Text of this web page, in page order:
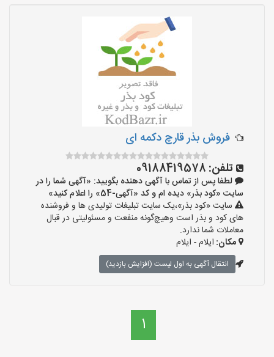
فروش بذر قارچ دکمه ای
تلفن: 09188419578
لطفا پس از تماس با آگهی دهنده بگویید: «آگهی شما را در
سایت «کود بذر» دیده ام و کد «آگهی-54» را اعلام کنید»
سایت «کود بذر»،یک سایت تبلیغات تولیدی ها و فروشنده
های کود و بذر است وهیچ‌گونه منفعت و مسئولیتی در قبال
معاملات شما ندارد.
مکان: ایلام - ایلام
انتقال آگهی به اول لیست (افزایش بازدید)
1